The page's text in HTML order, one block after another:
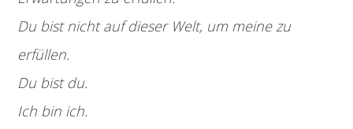
Du bist nicht auf dieser Welt, um meine zu
erfüllen.
Du bist du.
Ich bin ich.